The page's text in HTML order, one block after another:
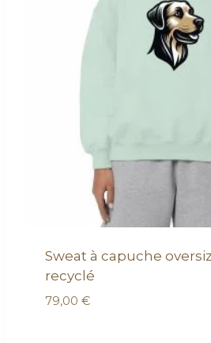
Sweat à capuche
recyclé
79,00 €